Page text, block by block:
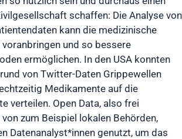
schaffen: Die Analyse von
kann die medizinische
und so bessere
ermöglichen. In den USA konnten
von Twitter-Daten Grippewellen
Medikamente auf die
verteilen. Open Data, also frei
zum Beispiel lokalen Behörden,
Datenanalyst*innen genutzt, um das